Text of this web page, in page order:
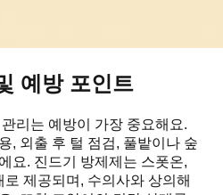
예방 포인트
리는 예방이 가장 중요해요.
, 외출 후 털 점검, 풀밭이나 숲
요. 진드기 방제제는 스폿온,
제공되며, 수의사와 상의해